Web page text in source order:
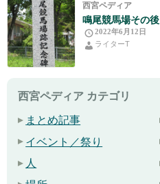
西宮ペディア
鳴尾競馬場その後
2022年6月12日
ライターT
西宮ペディア カテゴリ
まとめ記事
イベント／祭り
人